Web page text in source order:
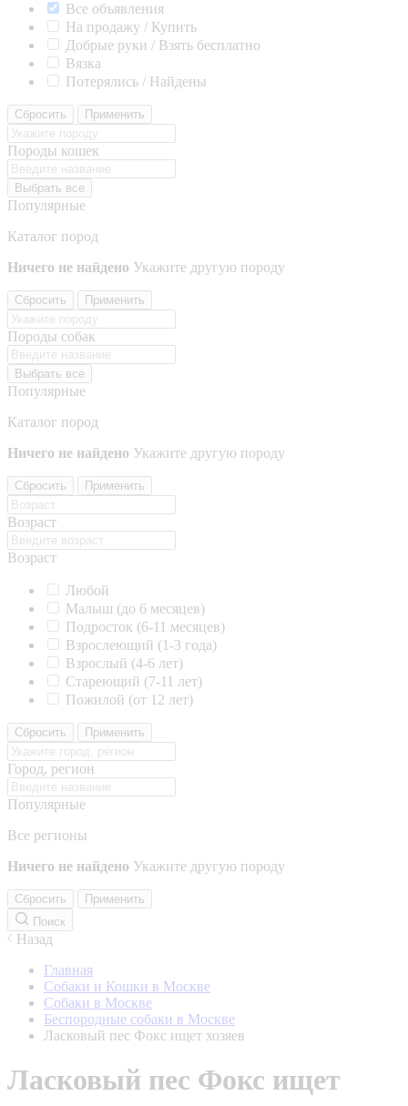
Все объявления
На продажу / Купить
Добрые руки / Взять бесплатно
Вязка
Потерялись / Найдены
Сбросить Применить
Породы кошек
Выбрать все
Популярные
Каталог пород
Ничего не найдено Укажите другую породу
Сбросить Применить
Породы собак
Выбрать все
Популярные
Каталог пород
Ничего не найдено Укажите другую породу
Сбросить Применить
Возраст
Возраст
Любой
Малыш (до 6 месяцев)
Подросток (6-11 месяцев)
Взрослеющий (1-3 года)
Взрослый (4-6 лет)
Стареющий (7-11 лет)
Пожилой (от 12 лет)
Сбросить Применить
Город, регион
Популярные
Все регионы
Ничего не найдено Укажите другую породу
Сбросить
Применить
Поиск
Назад
Главная
Собаки и Кошки в Москве
Собаки в Москве
Беспородные собаки в Москве
Ласковый пес Фокс ищет хозяев
Ласковый пес Фокс ищет